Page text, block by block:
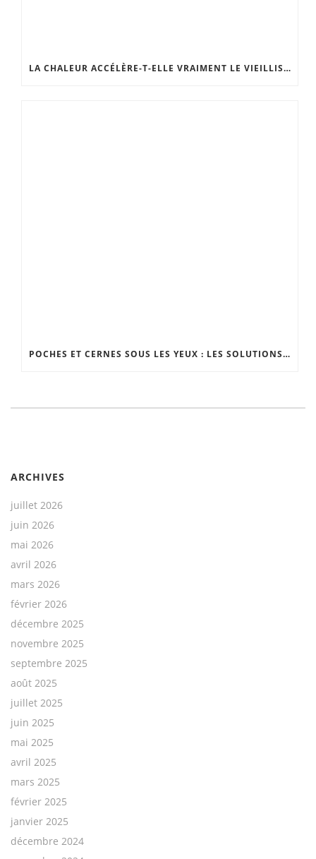
LA CHALEUR ACCÉLÈRE-T-ELLE VRAIMENT LE VIEILLISSEMENT DE LA PEAU ?
POCHES ET CERNES SOUS LES YEUX : LES SOLUTIONS EFFICACES
ARCHIVES
juillet 2026
juin 2026
mai 2026
avril 2026
mars 2026
février 2026
décembre 2025
novembre 2025
septembre 2025
août 2025
juillet 2025
juin 2025
mai 2025
avril 2025
mars 2025
février 2025
janvier 2025
décembre 2024